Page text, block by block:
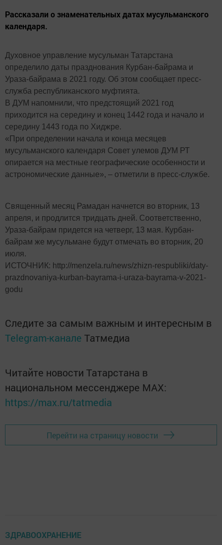
Рассказали о знаменательных датах мусульманского
календаря.
Духовное управление мусульман Татарстана
определило даты празднования Курбан-байрама и
Ураза-байрама в 2021 году. Об этом сообщает пресс-
служба республиканского муфтията.
В ДУМ напомнили, что предстоящий 2021 год
приходится на середину и конец 1442 года и начало и
середину 1443 года по Хиджре.
«При определении начала и конца месяцев
мусульманского календаря Совет улемов ДУМ РТ
опирается на местные географические особенности и
астрономические данные», – отметили в пресс-службе.
Священный месяц Рамадан начнется во вторник, 13
апреля, и продлится тридцать дней. Соответственно,
Ураза-байрам придется на четверг, 13 мая. Курбан-
байрам же мусульмане будут отмечать во вторник, 20
июля.
ИСТОЧНИК: http://menzela.ru/news/zhizn-respubliki/daty-
prazdnovaniya-kurban-bayrama-i-uraza-bayrama-v-2021-
godu
Следите за самым важным и интересным в
Telegram-канале Татмедиа
Читайте новости Татарстана в
национальном мессенджере MАХ:
https://max.ru/tatmedia
Перейти на страницу новости
ЗДРАВООХРАНЕНИЕ